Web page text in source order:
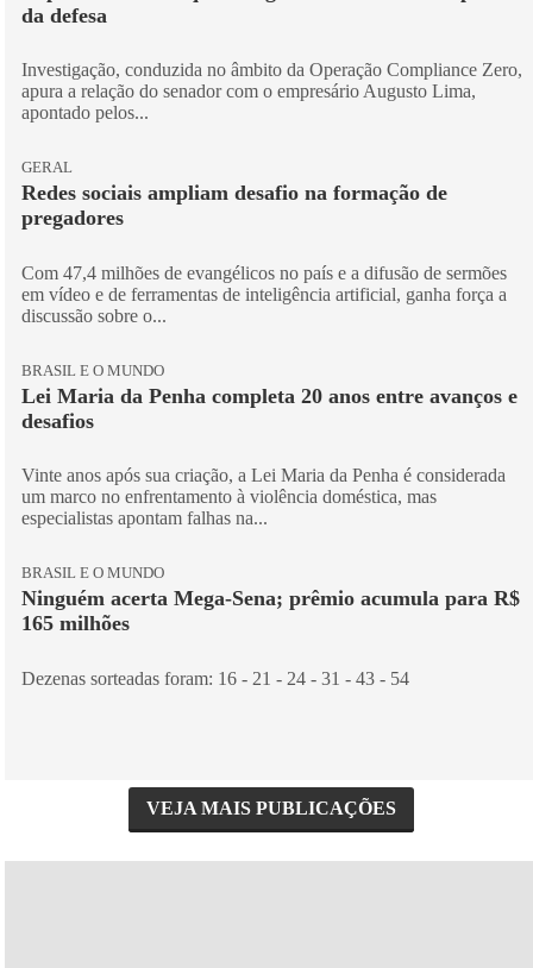
da defesa
Investigação, conduzida no âmbito da Operação Compliance Zero,
apura a relação do senador com o empresário Augusto Lima,
apontado pelos...
GERAL
Redes sociais ampliam desafio na formação de
pregadores
Com 47,4 milhões de evangélicos no país e a difusão de sermões
em vídeo e de ferramentas de inteligência artificial, ganha força a
discussão sobre o...
BRASIL E O MUNDO
Lei Maria da Penha completa 20 anos entre avanços e
desafios
Vinte anos após sua criação, a Lei Maria da Penha é considerada
um marco no enfrentamento à violência doméstica, mas
especialistas apontam falhas na...
BRASIL E O MUNDO
Ninguém acerta Mega-Sena; prêmio acumula para R$
165 milhões
Dezenas sorteadas foram: 16 - 21 - 24 - 31 - 43 - 54
VEJA MAIS PUBLICAÇÕES